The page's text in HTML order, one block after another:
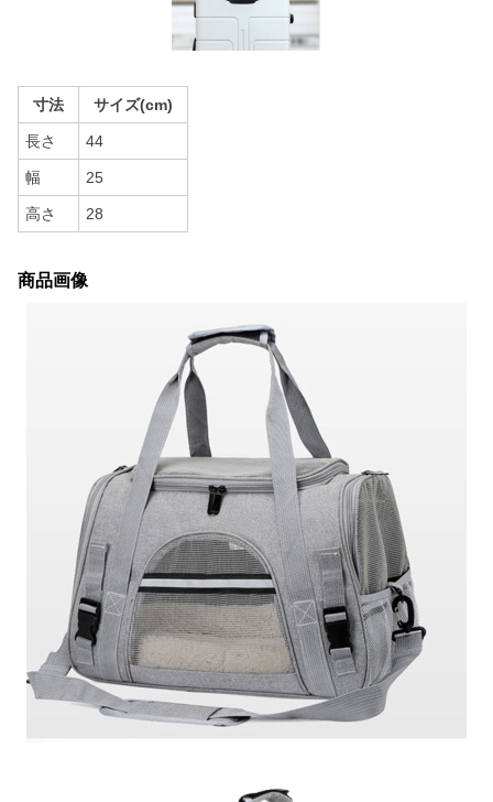
寸法 サイズ(cm)
長さ 44
幅 25
高さ 28
商品画像